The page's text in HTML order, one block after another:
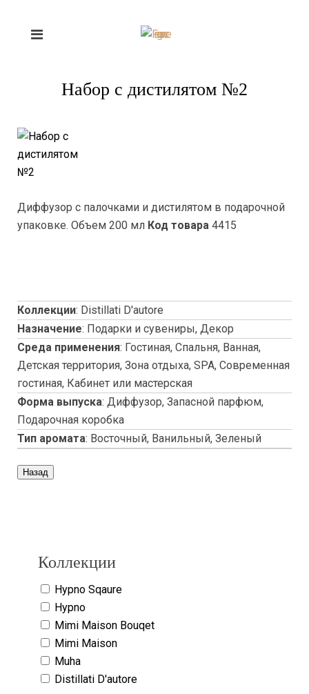
Набор с дистилятом №2
Диффузор с палочками и дистилятом в подарочной
упаковке. Объем 200 мл Код товара 4415
Коллекции: Distillati D'autore
Назначение: Подарки и сувениры, Декор
Среда применения: Гостиная, Спальня, Ванная,
Детская территория, Зона отдыха, SPA, Современная
гостиная, Кабинет или мастерская
Форма выпуска: Диффузор, Запасной парфюм,
Подарочная коробка
Тип аромата: Восточный, Ванильный, Зеленый
Коллекции
Hypno Sqaure
Hypno
Mimi Maison Bouqet
Mimi Maison
Muha
Distillati D'autore